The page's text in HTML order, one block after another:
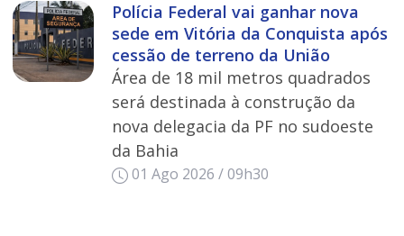
Polícia Federal vai ganhar nova
sede em Vitória da Conquista após
cessão de terreno da União
Área de 18 mil metros quadrados
será destinada à construção da
nova delegacia da PF no sudoeste
da Bahia
01 Ago 2026 / 09h30